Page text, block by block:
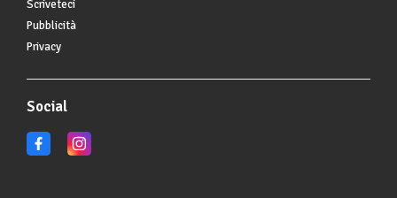
Scriveteci
Pubblicità
Privacy
Social